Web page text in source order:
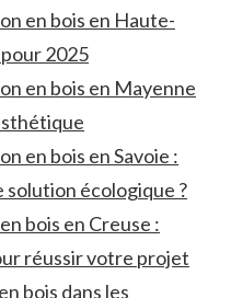
en bois en Haute-
2025
en bois en Mayenne
en bois en Savoie :
écologique ?
bois en Creuse :
réussir votre projet
bois dans les